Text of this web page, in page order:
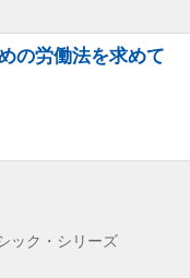
の労働法を求めて
ック・シリーズ